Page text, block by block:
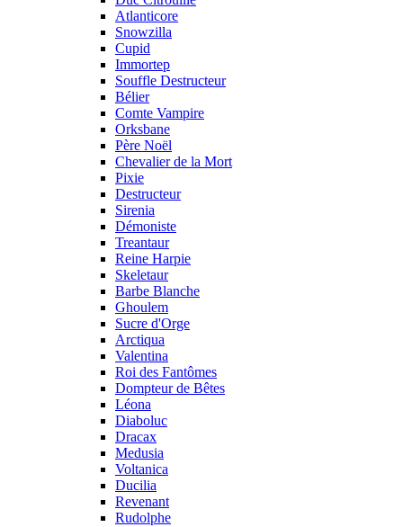
Atlanticore
Snowzilla
Cupid
Immortep
Souffle Destructeur
Bélier
Comte Vampire
Orksbane
Père Noël
Chevalier de la Mort
Pixie
Destructeur
Sirenia
Démoniste
Treantaur
Reine Harpie
Skeletaur
Barbe Blanche
Ghoulem
Sucre d'Orge
Arctiqua
Valentina
Roi des Fantômes
Dompteur de Bêtes
Léona
Diaboluc
Dracax
Medusia
Voltanica
Ducilia
Revenant
Rudolphe